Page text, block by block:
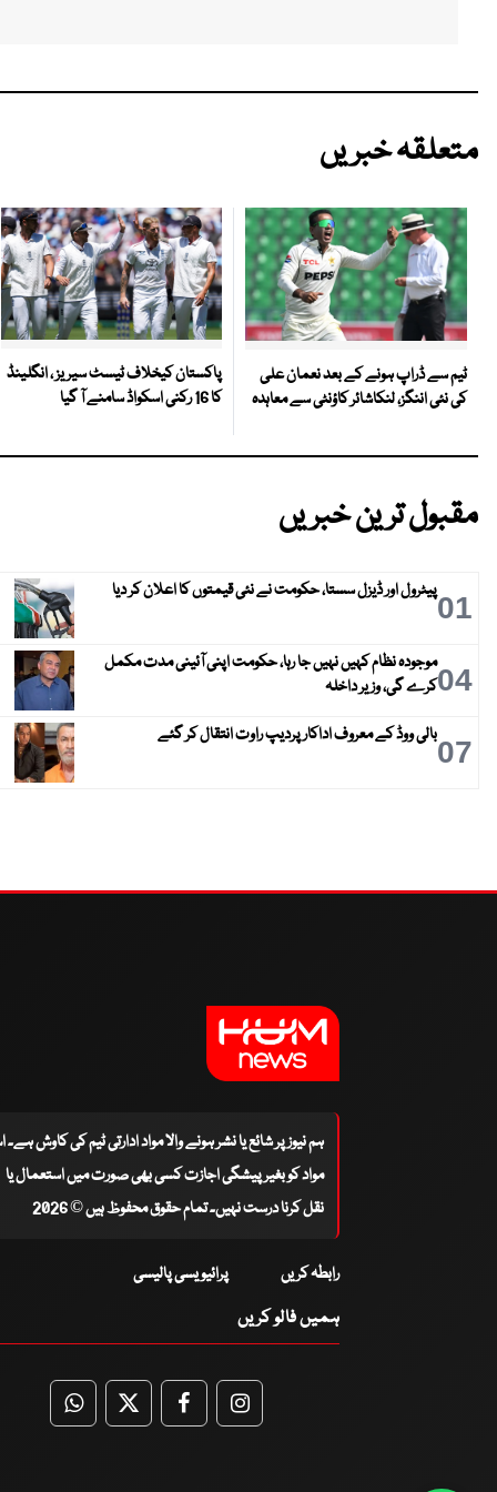
متعلقہ خبریں
ٹیم سے ڈراپ ہونے کے بعد نعمان علی
کی نئی اننگز، لنکاشائر کاؤنٹی سے معاہدہ
پاکستان کیخلاف ٹیسٹ سیریز ، انگلینڈ
کا 16 رکنی اسکواڈ سامنے آ گیا
مقبول ترین خبریں
01پیٹرول اور ڈیزل سستا، حکومت نے نئی قیمتوں کا اعلان کر دیا
04موجودہ نظام کہیں نہیں جا رہا، حکومت اپنی آئینی مدت مکمل
کرے گی، وزیر داخلہ
07بالی ووڈ کے معروف اداکار پردیپ راوت انتقال کر گئے
ہم نیوز پر شائع یا نشر ہونے والا مواد ادارتی ٹیم کی کاوش
مواد کو بغیر پیشگی اجازت کسی بھی صورت میں استعمال یا
نقل کرنا درست نہیں۔ تمام حقوق محفوظ ہیں © 2026
رابطہ کریں پرائیویسی پالیسی
ہمیں فالو کریں
WhatsApp
TwitterFacebookFacebook